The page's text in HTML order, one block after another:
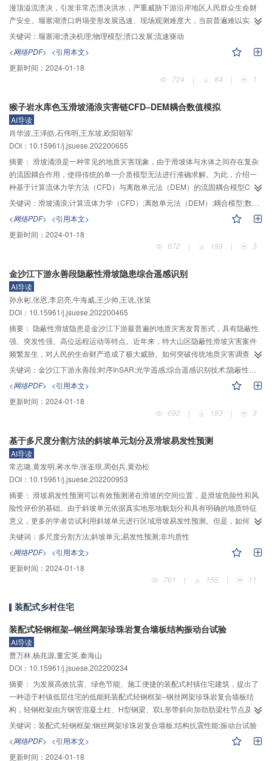
入研究滑坡–堵江–涌浪灾害链演化机制提供了有力的数值工具，对于灾害预测
及防灾减灾策略的制定具有一定的参考价值。
漫顶溢流溃决，引发非常态溃决洪水，严重威胁下游沿岸地区人民群众生命财
产安全。堰塞湖溃口坍塌变形发展迅速、现场观测难度大，当前普遍难以实地
观测堰塞湖溃口形态变化及水力学参数，至今未能获取溃口坍塌发展的真实数
据。针对堰塞湖溃决洪水威胁及溃决机理不明等难题，基于堰塞湖溃决过程现
场观察及历史堰塞湖溃决案例分析，阐明堰塞体体型、材料级配、库容及上游
来水量是决定堰塞体危险性的关键。并以“11·3”白格堰塞湖为原型，分别开展了
堰塞湖溃决1∶80室内和1∶20野外物理模型试验，揭示堰塞体溃口发展遵循“流速
要动力机制是携沙水流剪切冲刷、陡坎上游负压区涡流掏刷、陡坎下游高速水
流冲刷、边坡重力坍塌；堰塞体溃决坍塌依次呈现尾部下切、陡坎溯源、全断
面下切、上冲下淤4个发展阶段变化特征，溃口平面形态相应依次呈现线条型、
倒喇叭型、双曲面型、近似等宽型4个变化特征。陡坎溯源是溃决前最高效的冲
刷方式，也是判断堰塞体漫顶过流后是否溃决的重要标志。开展堰塞湖溢流溃
决大型物理模拟试验有助于推动高危堰塞湖应急疏通排水设计和堰塞体坍塌控
溃技术发展，为堰塞湖应急处置提供参考。
关键词： 堰塞湖;溃决机理;物理模型;溃口发展;流速驱动
<网络PDF> <引用本文>
更新时间： 2024-01-18
724
| 84 | 1
猴子岩水库色玉滑坡涌浪灾害链CFD–DEM耦合数值模拟
AI导读
肖华波,王泽皓,石伟明,王东坡,欧阳朝军
DOI：10.15961/j.jsuese.202200655
摘要： 滑坡涌浪是一种常见的地质灾害现象，由于滑坡体与水体之间存在复杂
的流固耦合作用，使得传统的单一介质模型无法进行准确求解。为此，介绍一
种基于计算流体力学方法（CFD）与离散单元法（DEM）的流固耦合模型CFD
–DEM，采用计算流体力学方法（CFD）求解水体流动，采用离散单元法
（DEM）模拟散粒体滑坡运动，充分利用不同计算模型的优势，对滑坡及涌浪
演进过程进行数值模拟分析。首先，利用该耦合模型对Robbe–Saule开展的颗
粒堆积体坍塌–涌浪试验进行了相同工况下的数值计算，从颗粒坍塌运动过程、
涌浪高度演化过程等方面进行对比，结果表明模拟结果与试验结果吻合很好，
岩水库色玉滑坡–涌浪灾害的演进过程分析，重现了该事件滑坡失稳运动、涌浪
产生及传播、涌浪爬升、涌浪回流的全过程，计算结果显示：计算得到的电站
进水口处涌浪高度与实测数据较为接近；色玉滑坡从失稳运动至静止堆积的持
续时间约为20 s，颗粒平均速度最大达到16.12 m/s；滑坡引起的涌浪约在滑坡
失稳10 s后传播到对岸，之后开始沿坡面向上爬升，最大爬升高度达到27.32
m。研究表明CFD–DEM流固耦合模型能够很好地应用于模拟山区河谷大规模滑
坡涌浪灾害，可为库区防灾减灾提供高效的技术支持。
关键词： 滑坡涌浪;计算流体力学（CFD）;离散单元法（DEM）;耦合模型;数值模拟
<网络PDF> <引用本文>
更新时间： 2024-01-18
672
| 189 | 3
金沙江下游永善段隐蔽性滑坡隐患综合遥感识别
AI导读
孙永彬,张恩,李启亮,牛海威,王少帅,王诜,张策
DOI：10.15961/j.jsuese.202200465
摘要： 隐蔽性滑坡隐患是金沙江下游最普遍的地质灾害发育形式，具有隐蔽性
强、突发性强、高位远程运动等特点。近年来，特大山区隐蔽性滑坡灾害案件
频繁发生，对人民的生命财产造成了极大威胁。如何突破传统地质灾害调查手
段的局限性、滞后性，提前有效识别隐蔽性滑坡隐患并探索其发育特征，对指
导中国西南地区防灾减灾、工程规划建设具有重大科学意义。本文选择金沙江
下游永善段地质灾害高易发区，利用升降轨时序InSAR–光学遥感综合识别方
法，精细识别区域性时序地表形变、隐蔽性滑坡隐患光学遥感信息，通过野外
考察，深入探索隐蔽性滑坡隐患发育特征。研究显示：1）通过升轨时序InSAR
处，光学遥感识别隐蔽性滑坡隐患48处（与升降轨时序InSAR识别结果有10处
重合），合计识别滑坡隐患92处；对识别结果进行100%的野外考察，将升降轨
InSAR和光学遥感识别结果划分为完全一致、部分一致、仅有光学遥感识别结
果、仅有InSAR识别变形结果4种情况，识别准确率分别为82.86%、80.77%、
75.00%和63.64%，总体识别准确率达78.26%，略高于目前国内滑坡隐患识别
平均水平，验证了滑坡隐患识别的可靠性和有效性。2）通过对比分析综合遥感
识别结果可知，InSAR技术和光学遥感的识别结果与二者的识别方式、影像成
像条件、滑坡活动性关系密切，二者不能直接进行互检。3）通过分析滑坡发育
升降轨InSAR技术和光学遥感识别的隐蔽性滑坡隐患在地貌空间分布、地层岩
性均存在一定差别。结果表明，综合遥感识别技术充分利用了升降轨InSAR技
术和光学遥感识别方法的互补性，解决了隐蔽性滑坡隐患看不见、看不清、看
关键词： 金沙江下游永善段;时序InSAR;光学遥感;综合遥感识别技术;隐蔽性滑坡隐患
<网络PDF> <引用本文>
更新时间： 2024-01-18
692
| 183 | 3
基于多尺度分割方法的斜坡单元划分及滑坡易发性预测
AI导读
常志璐,黄发明,蒋水华,张崟琅,周创兵,黄劲松
DOI：10.15961/j.jsuese.202200953
摘要： 滑坡易发性预测可以有效预测潜在滑坡的空间位置，是滑坡危险性和风
险性评价的基础。由于斜坡单元依据真实地形地貌划分和具有明确的地质特征
意义，更多的学者尝试利用斜坡单元进行区域滑坡易发性预测。但是，如何高
效准确地划分斜坡单元并考虑其内部环境因子的非均质性是制约斜坡单元应用
的关键因素，也是目前研究中的难点。本文以江西省崇义县为例，首先，提取
研究区域坡向和山体阴影图作为基础数据，采用多尺度分割（MSS）方法划分
斜坡单元，并结合试错法和研究区域历史滑坡形态特征确定MSS方法的最优参
数组合。然后，基于斜坡单元提取高程、坡度、剖面曲率等环境因子，分别导
测模型。通过变化值和标准差表征斜坡单元内部环境因子的非均质性，进而构
建Variant Slope–SVM/LR易发性预测模型。最后，采用ROC曲线和频率比精度
分析上述模型的预测精度。结果表明：1）当尺度、形状特征权重和紧致度权重
参数分别取20、0.8和0.8时，研究区域斜坡单元的划分效果最好；2）Slope–
SVM、Variant slope–SVM、Slope–LR和Variant slope–LR模型的ROC精度分
别为0.812、0.876、0.818和0.839，相应的频率比精度分别为0.780、0.866、
0.792和0.865, 说明Variant slope–SVM/LR模型的预测精度高于Slope–
SVM/LR模型。因此，MSS方法可以实现高效准确地自动划分斜坡单元，考虑
斜坡单元内部环境因子的非均质性可以提高易发性预测结果的准确性。
关键词： 多尺度分割方法;斜坡单元;易发性预测;非均质性
<网络PDF> <引用本文>
更新时间： 2024-01-18
761
| 155 | 11
装配式乡村住宅
装配式轻钢框架–钢丝网架珍珠岩复合墙板结构振动台试验
AI导读
曹万林,杨兆源,董宏英,秦海山
DOI：10.15961/j.jsuese.202200234
摘要： 为发展高效抗震、绿色节能、施工便捷的装配式村镇住宅建筑，提出了
一种适于村镇低层住宅的低能耗装配式轻钢框架–钢丝网架珍珠岩复合墙板结
构，轻钢框架由方钢管混凝土柱、H型钢梁、双L形带斜向加劲肋梁柱节点及预
制混凝土楼板构成，钢丝网架珍珠岩复合墙板由钢丝网砂浆内外叶复合珍珠岩
板夹心聚苯板构成，钢丝网架珍珠岩复合墙板单元包裹咬合轻钢框架，墙板单
元间采用企口连接。进行了两层轻钢框架–钢丝网架珍珠岩复合墙板足尺结构的
关键词： 装配式;轻钢框架;钢丝网架珍珠岩复合墙板;结构抗震性能;振动台试验
<网络PDF> <引用本文>
更新时间： 2024-01-18